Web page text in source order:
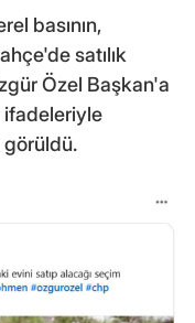
basının,
satılık
Özel Başkan'a
ifadeleriyle
görüldü.